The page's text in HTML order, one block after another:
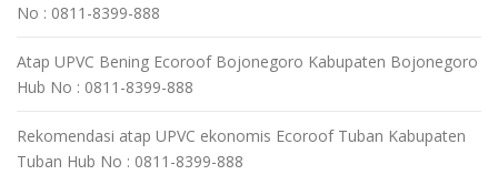
No : 0811-8399-888
Atap UPVC Bening Ecoroof Bojonegoro Kabupaten Bojonegoro
Hub No : 0811-8399-888
Rekomendasi atap UPVC ekonomis Ecoroof Tuban Kabupaten
Tuban Hub No : 0811-8399-888